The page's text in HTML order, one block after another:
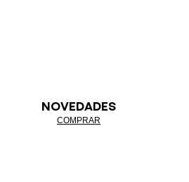
NOVEDADES
COMPRAR